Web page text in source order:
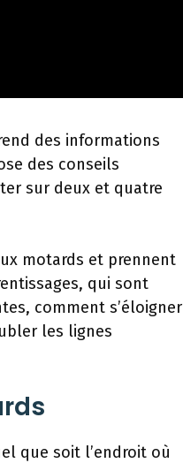
des informations
des conseils
sur deux et quatre
motards et prennent
qui sont
comment s’éloigner
les lignes
que soit l’endroit où